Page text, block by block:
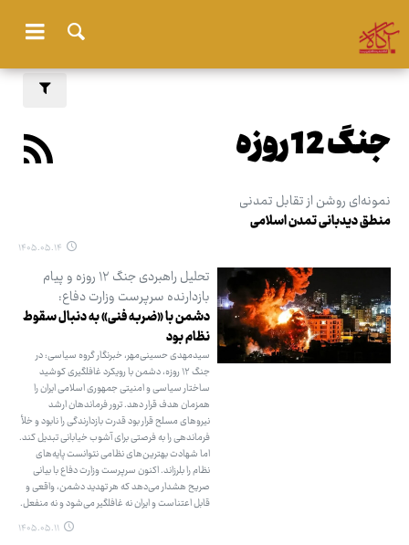
جنگ 12 روزه
نمونه‌ای روشن از تقابل تمدنی
منطق دیدبانی تمدن اسلامی
۱۴۰۵.۰۵.۱۴
تحلیل راهبردی جنگ ۱۲ روزه و پیام
بازدارنده سرپرست وزارت دفاع:
دشمن با «ضربه فنی» به دنبال سقوط
نظام بود
سیدمهدی حسینی‌مهر، خبرنگار گروه سیاسی: در
جنگ ۱۲ روزه، دشمن با رویکرد غافلگیری کوشید
ساختار سیاسی و امنیتی جمهوری اسلامی ایران را
همزمان هدف قرار دهد. ترور فرماندهان ارشد
نیروهای مسلح قرار بود قدرت بازدارندگی را نابود و خلأ
فرماندهی را به فرصتی برای آشوب خیابانی تبدیل کند.
اما شهادت بهترین‌های نظامی نتوانست پایه‌های
نظام را بلرزاند. اکنون سرپرست وزارت دفاع با بیانی
صریح هشدار می‌دهد که هر تهدید دشمن، واقعی و
قابل اعتناست و ایران نه غافلگیر می‌شود و نه منفعل.
۱۴۰۵.۰۵.۱۱